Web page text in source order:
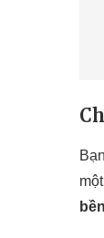
một